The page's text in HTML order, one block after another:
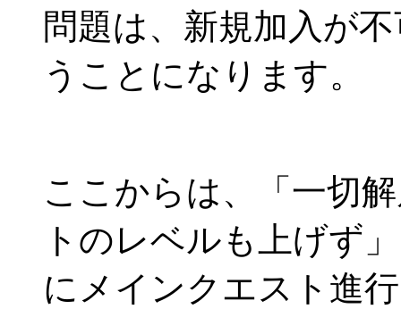
問題は、新規加入が
うことになります。
ここからは、「一切
トのレベルも上げず」
にメインクエスト進